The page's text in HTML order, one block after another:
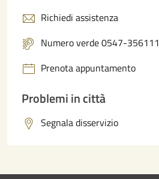
Richiedi assistenza
Numero verde 0547-356111
Prenota appuntamento
Problemi in città
Segnala disservizio